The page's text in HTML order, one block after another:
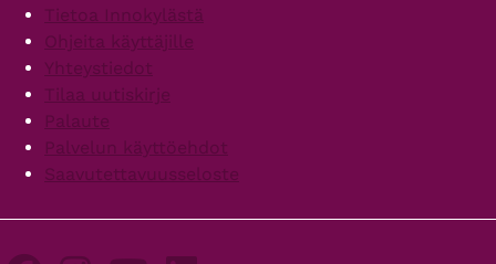
FooterTietoa Innokylästä
Ohjeita käyttäjille
Yhteystiedot
Tilaa uutiskirje
Palaute
Palvelun käyttöehdot
Saavutettavuusseloste